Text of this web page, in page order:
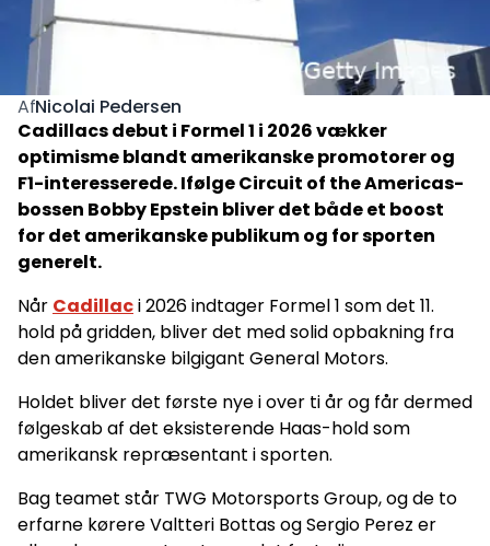
AfNicolai Pedersen
Cadillacs debut i Formel 1 i 2026 vækker
optimisme blandt amerikanske promotorer og
F1-interesserede. Ifølge Circuit of the Americas-
bossen Bobby Epstein bliver det både et boost
for det amerikanske publikum og for sporten
generelt.
Når Cadillaci 2026 indtager Formel 1 som det 11.
hold på gridden, bliver det med solid opbakning fra
den amerikanske bilgigant General Motors.
Holdet bliver det første nye i over ti år og får dermed
følgeskab af det eksisterende Haas-hold som
amerikansk repræsentant i sporten.
Bag teamet står TWG Motorsports Group, og de to
erfarne kørere Valtteri Bottas og Sergio Perez er